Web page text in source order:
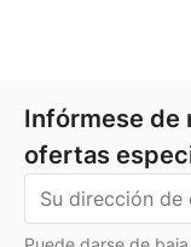
Infórmese de
ofertas